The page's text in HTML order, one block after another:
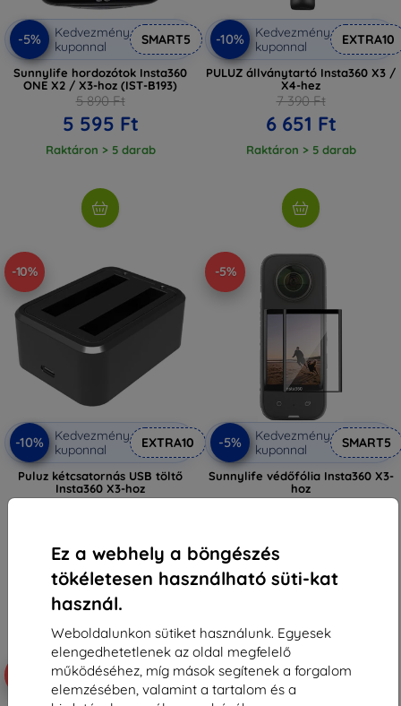
Ez a webhely a böngészés
tökéletesen használható süti-kat
használ.
Weboldalunkon sütiket használunk. Egyesek
elengedhetetlenek az oldal megfelelő
működéséhez, míg mások segítenek a forgalom
elemzésében, valamint a tartalom és a
-5%
Kedvezmény
kuponnal
SMART5
Sunnylife hordozótok Insta360
ONE X2 / X3-hoz (IST-B193)
5 890 Ft
5 595 Ft
Raktáron > 5 darab
-10%
Kedvezmény
kuponnal
EXTRA10
PULUZ állványtartó Insta360 X3 /
X4-hez
7 390 Ft
6 651 Ft
Raktáron > 5 darab
-10%
-10%
Kedvezmény
kuponnal
EXTRA10
Puluz kétcsatornás USB töltő
Insta360 X3-hoz
5 089 Ft
Raktáron > 5 darab
-5%
-5%
Kedvezmény
kuponnal
SMART5
Sunnylife védőfólia Insta360 X3-
hoz
1 690 Ft
Raktáron 2 darab
-10%